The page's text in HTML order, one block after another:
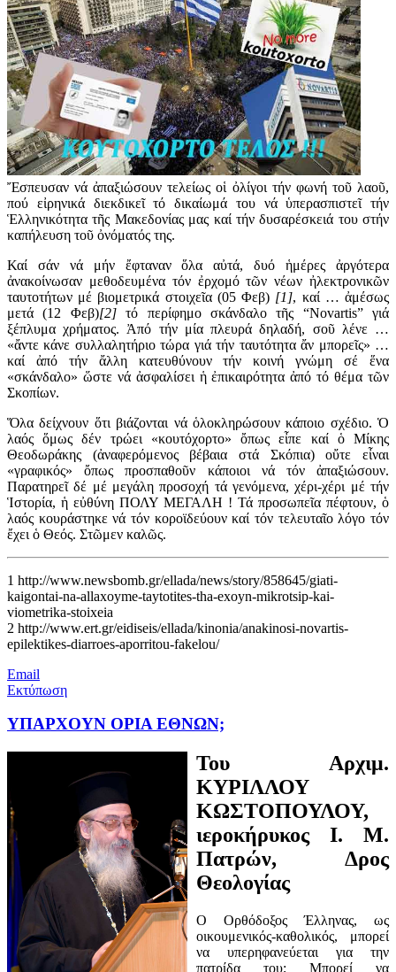
Ἔσπευσαν νά ἀπαξιώσουν τελείως οἱ ὀλίγοι τήν φωνή τοῦ λαοῦ,
πού εἰρηνικά διεκδικεῖ τό δικαίωμά του νά ὑπερασπιστεῖ τήν
Ἑλληνικότητα τῆς Μακεδονίας μας καί τήν δυσαρέσκειά του στήν
καπήλευση τοῦ ὀνόματός της.
Καί σάν νά μήν ἔφταναν ὅλα αὐτά, δυό ἡμέρες ἀργότερα
ἀνακοίνωσαν μεθοδευμένα τόν ἐρχομό τῶν νέων ἠλεκτρονικῶν
ταυτοτήτων μέ βιομετρικά στοιχεῖα (05 Φεβ) [1], καί … ἀμέσως
μετά (12 Φεβ)[2]τό περίφημο σκάνδαλο τῆς “Novartis” γιά
ξέπλυμα χρήματος. Ἀπό τήν μία πλευρά δηλαδή, σοῦ λένε …
«ἄντε κάνε συλλαλητήριο τώρα γιά τήν ταυτότητα ἄν μπορεῖς» …
καί ἀπό τήν ἄλλη κατευθύνουν τήν κοινή γνώμη σέ ἕνα
«σκάνδαλο» ὥστε νά ἀσφαλίσει ἡ ἐπικαιρότητα ἀπό τό θέμα τῶν
Σκοπίων.
Ὅλα δείχνουν ὅτι βιάζονται νά ὁλοκληρώσουν κάποιο σχέδιο. Ὁ
λαός ὅμως δέν τρώει «κουτόχορτο» ὄπως εἶπε καί ὁ Μίκης
Θεοδωράκης (ἀναφερόμενος βέβαια στά Σκόπια) οὔτε εἶναι
«γραφικός» ὄπως προσπαθοῦν κάποιοι νά τόν ἀπαξιώσουν.
Παρατηρεῖ δέ μέ μεγάλη προσοχή τά γενόμενα, χέρι-χέρι μέ τήν
Ἱστορία, ἡ εὐθύνη ΠΟΛΥ ΜΕΓΑΛΗ ! Τά προσωπεῖα πέφτουν, ὁ
λαός κουράστηκε νά τόν κοροϊδεύουν καί τόν τελευταῖο λόγο τόν
ἔχει ὁ Θεός. Στῶμεν καλῶς.
1 http://www.newsbomb.gr/ellada/news/story/858645/giati-
kaigontai-na-allaxoyme-taytotites-tha-exoyn-mikrotsip-kai-
viometrika-stoixeia
2 http://www.ert.gr/eidiseis/ellada/kinonia/anakinosi-novartis-
epilektikes-diarroes-aporritou-fakelou/
Email
Εκτύπωση
ΥΠΑΡΧΟΥΝ ΟΡΙΑ ΕΘΝΩΝ;
Του Αρχιμ.
ΚΥΡΙΛΛΟΥ
ΚΩΣΤΟΠΟΥΛΟΥ,
ιεροκήρυκος I. Μ.
Πατρών, Δρος
Θεολογίας
Ο Ορθόδοξος Έλληνας, ως
οικουμενικός-καθολικός, μπορεί
να υπερηφανεύεται για την
πατρίδα του; Μπορεί να